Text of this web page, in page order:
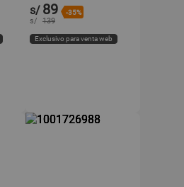
s/ 89 -35%
s/ 139
Exclusivo para venta web